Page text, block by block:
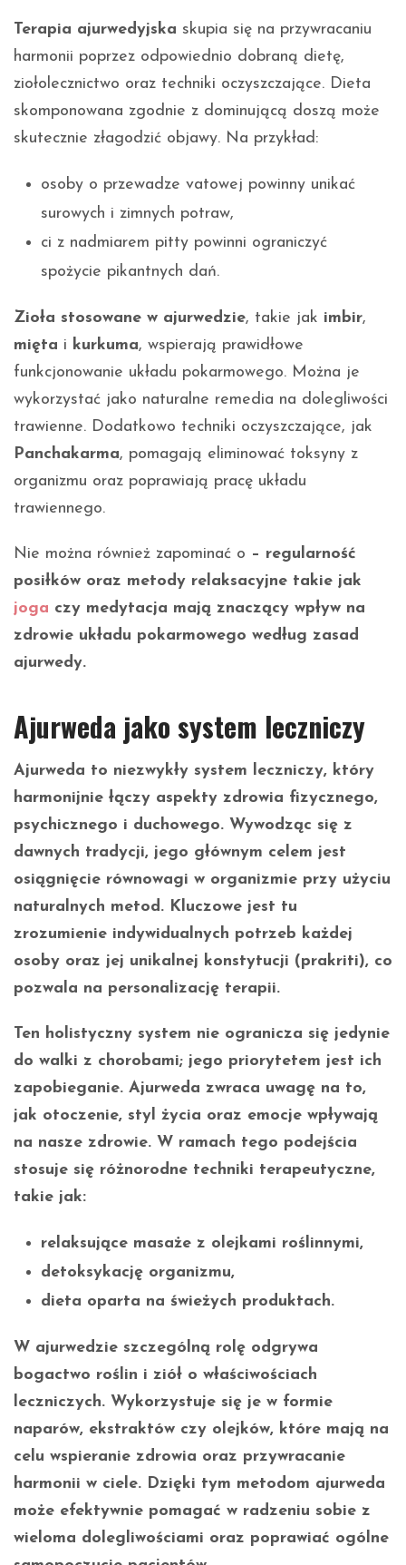
Terapia ajurwedyjska skupia się na przywracaniu
harmonii poprzez odpowiednio dobraną dietę,
ziołolecznictwo oraz techniki oczyszczające. Dieta
skomponowana zgodnie z dominującą doszą może
skutecznie złagodzić objawy. Na przykład:
osoby o przewadze vatowej powinny unikać
surowych i zimnych potraw,
ci z nadmiarem pitty powinni ograniczyć
spożycie pikantnych dań.
Zioła stosowane w ajurwedzie, takie jak imbir,
mięta i kurkuma, wspierają prawidłowe
funkcjonowanie układu pokarmowego. Można je
wykorzystać jako naturalne remedia na dolegliwości
trawienne. Dodatkowo techniki oczyszczające, jak
Panchakarma, pomagają eliminować toksyny z
organizmu oraz poprawiają pracę układu
trawiennego.
Nie można również zapominać o – regularność
posiłków oraz metody relaksacyjne takie jak
joga czy medytacja mają znaczący wpływ na
zdrowie układu pokarmowego według zasad
ajurwedy.
Ajurweda jako system leczniczy
Ajurweda to niezwykły system leczniczy, który
harmonijnie łączy aspekty zdrowia fizycznego,
psychicznego i duchowego. Wywodząc się z
dawnych tradycji, jego głównym celem jest
osiągnięcie równowagi w organizmie przy użyciu
naturalnych metod. Kluczowe jest tu
zrozumienie indywidualnych potrzeb każdej
osoby oraz jej unikalnej konstytucji (prakriti), co
pozwala na personalizację terapii.
Ten holistyczny system nie ogranicza się jedynie
do walki z chorobami; jego priorytetem jest ich
zapobieganie. Ajurweda zwraca uwagę na to,
jak otoczenie, styl życia oraz emocje wpływają
na nasze zdrowie. W ramach tego podejścia
stosuje się różnorodne techniki terapeutyczne,
takie jak:
relaksujące masaże z olejkami roślinnymi,
detoksykację organizmu,
dieta oparta na świeżych produktach.
W ajurwedzie szczególną rolę odgrywa
bogactwo roślin i ziół o właściwościach
leczniczych. Wykorzystuje się je w formie
naparów, ekstraktów czy olejków, które mają na
celu wspieranie zdrowia oraz przywracanie
harmonii w ciele. Dzięki tym metodom ajurweda
może efektywnie pomagać w radzeniu sobie z
wieloma dolegliwościami oraz poprawiać ogólne